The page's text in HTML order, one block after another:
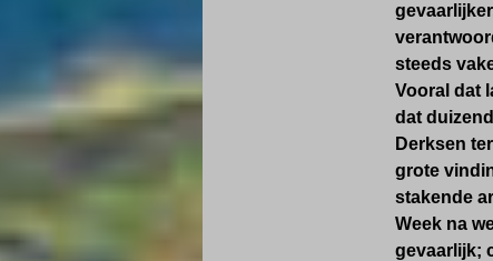
steeds
Vooral dat
dat
Derksen
grote
stakende
Week na
gevaarlijk;